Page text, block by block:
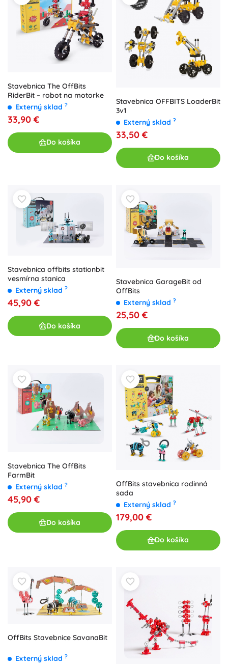
Stavebnica The OffBits
RiderBit – robot na motorke
Externý sklad ?
33,90 €
Do košíka
Stavebnica OFFBITS LoaderBit
3v1
Externý sklad ?
33,50 €
Do košíka
Stavebnica offbits stationbit
vesmírna stanica
Externý sklad ?
45,90 €
Do košíka
Stavebnica GarageBit od
OffBits
Externý sklad ?
25,50 €
Do košíka
Stavebnica The OffBits
FarmBit
Externý sklad ?
45,90 €
Do košíka
OffBits stavebnica rodinná
sada
Externý sklad ?
179,00 €
Do košíka
OffBits Stavebnice SavanaBit
Externý sklad ?